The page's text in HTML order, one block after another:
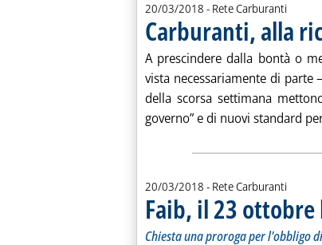
20/03/2018 - Rete Carburanti
Carburanti, alla
A prescindere dalla bontà o
vista necessariamente di
della scorsa settimana
governo” e di nuovi standard
20/03/2018 - Rete Carburanti
Faib, il 23
Chiesta una proroga per l'obbligo